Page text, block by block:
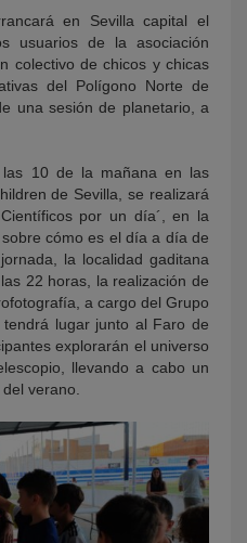
en Sevilla capital el
usuarios de la asociación
colectivo de chicos y chicas
del Polígono Norte de
una sesión de planetario, a
10 de la mañana en las
de Sevilla, se realizará
por un día´, en la
cómo es el día a día de
la localidad gaditana
22 horas, la realización de
a cargo del Grupo
lugar junto al Faro de
explorarán el universo
llevando a cabo un
verano.